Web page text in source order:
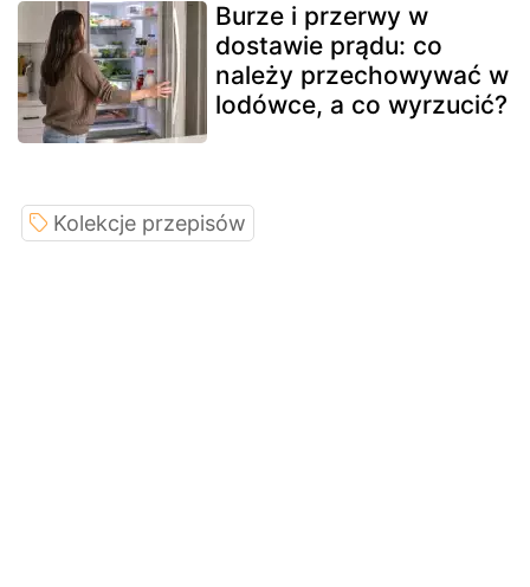
Burze i przerwy w
dostawie prądu: co
należy przechowywać w
lodówce, a co wyrzucić?
Kolekcje przepisów